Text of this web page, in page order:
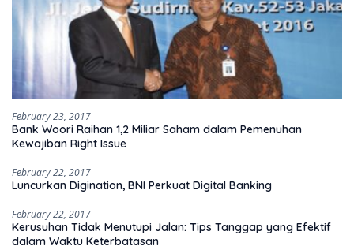
February 23, 2017
Bank Woori Raihan 1,2 Miliar Saham dalam Pemenuhan
Kewajiban Right Issue
February 22, 2017
Luncurkan Digination, BNI Perkuat Digital Banking
February 22, 2017
Kerusuhan Tidak Menutupi Jalan: Tips Tanggap yang Efektif
dalam Waktu Keterbatasan